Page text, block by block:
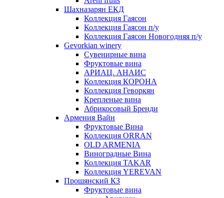
Шахназарян ЕКД
Коллекция Гаясон
Коллекция Гаясон п/у
Коллекция Гаясон Новогодняя п/у
Gevorkian winery
Сувенирные вина
Фруктовые вина
АРИАЦ. АНАИС
Коллекция КОРОНА
Коллекция Геворкян
Крепленые вина
Абрикосовый Бренди
Армения Вайн
Фруктовые Вина
Коллекция ORRAN
OLD ARMENIA
Виноградные Вина
Коллекция TAKAR
Коллекция YEREVAN
Прошянский КЗ
Фруктовые вина